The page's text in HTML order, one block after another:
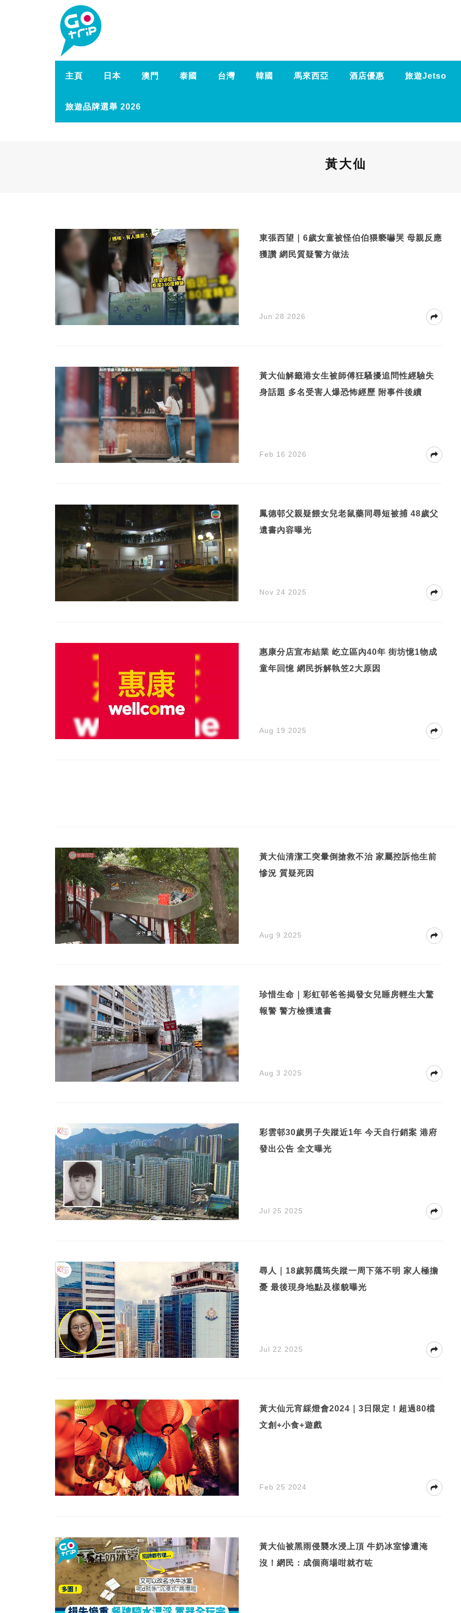
主頁 日本 澳門 泰國 台灣 韓國 馬來西亞 酒店優惠 旅遊Jetso
旅遊品牌選舉 2026
黃大仙
東張西望｜6歲女童被怪伯伯猥褻嚇哭 母親反應
獲讚 網民質疑警方做法
Jun 28 2026
黃大仙解籤港女生被師傅狂騷擾追問性經驗失
身話題 多名受害人爆恐怖經歷 附事件後續
Feb 16 2026
鳳德邨父親疑餵女兒老鼠藥同尋短被捕 48歲父
遺書內容曝光
Nov 24 2025
惠康分店宣布結業 屹立區內40年 街坊憶1物成
童年回憶 網民拆解執笠2大原因
Aug 19 2025
黃大仙清潔工突暈倒搶救不治 家屬控訴他生前
慘況 質疑死因
Aug 9 2025
珍惜生命｜彩虹邨爸爸揭發女兒睡房輕生大驚
報警 警方檢獲遺書
Aug 3 2025
彩雲邨30歲男子失蹤近1年 今天自行銷案 港府
發出公告 全文曝光
Jul 25 2025
尋人｜18歲郭靄筠失蹤一周下落不明 家人極擔
憂 最後現身地點及樣貌曝光
Jul 22 2025
黃大仙元宵綵燈會2024｜3日限定！超過80檔
文創+小食+遊戲
Feb 25 2024
黃大仙被黑雨侵襲水浸上頂 牛奶冰室慘遭淹
沒！網民：成個商場咁就冇咗